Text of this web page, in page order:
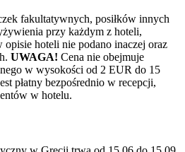
fakultatywnych, posiłków innych
przy każdym z hoteli,
hoteli nie podano inaczej oraz
UWAGA! Cena nie obejmuje
w wysokości od 2 EUR do 15
płatny bezpośrednio w recepcji,
w hotelu.